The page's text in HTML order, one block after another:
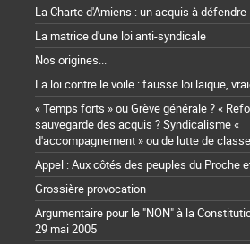
La Charte d'Amiens : un acquis à défendre
La matrice d'une loi anti-syndicale
Nos origines...
La loi contre le voile : fausse loi laïque,
« Temps forts » ou Grève générale ? «
sauvegarde des acquis ? Syndicalisme «
d'accompagnement » ou de lutte de
Appel : Aux côtés des peuples du Proche
Grossière provocation
Argumentaire pour le "NON" à la
29 mai 2005